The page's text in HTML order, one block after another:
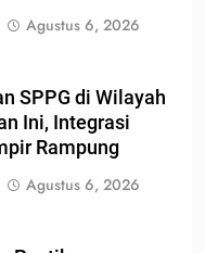
Agustus 6, 2026
SPPG di Wilayah
Ini, Integrasi
Rampung
Agustus 6, 2026